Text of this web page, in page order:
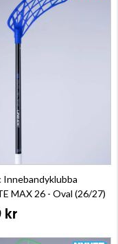
Innebandyklubba
MAX 26 - Oval (26/27)
kr